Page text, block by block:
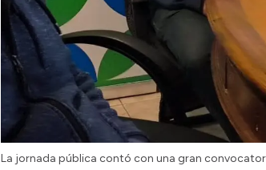
La jornada pública contó con una gran